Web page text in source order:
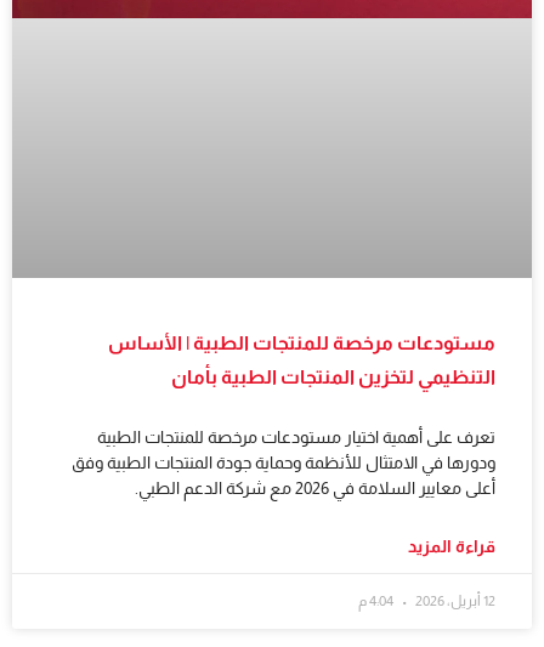
مستودعات مرخصة للمنتجات الطبية | الأساس
التنظيمي لتخزين المنتجات الطبية بأمان
تعرف على أهمية اختيار مستودعات مرخصة للمنتجات الطبية
ودورها في الامتثال للأنظمة وحماية جودة المنتجات الطبية وفق
أعلى معايير السلامة في 2026 مع شركة الدعم الطبي.
قراءة المزيد
4:04 م